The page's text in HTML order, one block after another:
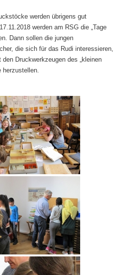
werden übrigens gut
werden am RSG die „Tage
Dann sollen die jungen
die sich für das Rudi interessieren,
Druckwerkzeugen des „kleinen
herzustellen.